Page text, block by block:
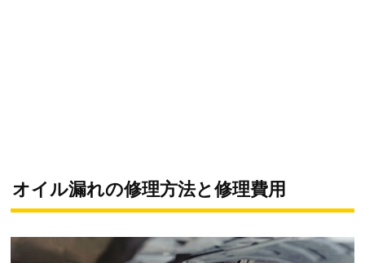
オイル漏れの修理方法と修理費用